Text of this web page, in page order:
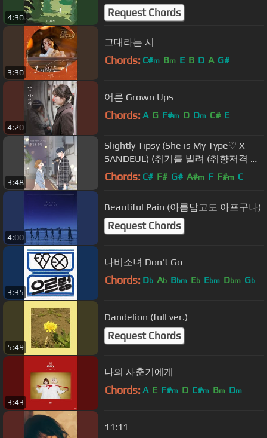
4:30 Request Chords
3:30
그대라는 시
Chords: C#m Bm E B D A G#
4:20
어른 Grown Ups
Chords: A G F#m D Dm C# E
3:48
Slightly Tipsy (She is My Type♡ X
SANDEUL) (취기를 빌려 (취향저격 그
녀 X 산들))
Chords: C# F# G# A#m F F#m C
4:00
Beautiful Pain (아름답고도 아프구나)
Request Chords
3:35
나비소녀 Don't Go
Chords: Db Ab Bbm Eb Ebm Dbm Gb
5:49
Dandelion (full ver.)
Request Chords
3:43
나의 사춘기에게
Chords: A E F#m D C#m Bm Dm
11:11